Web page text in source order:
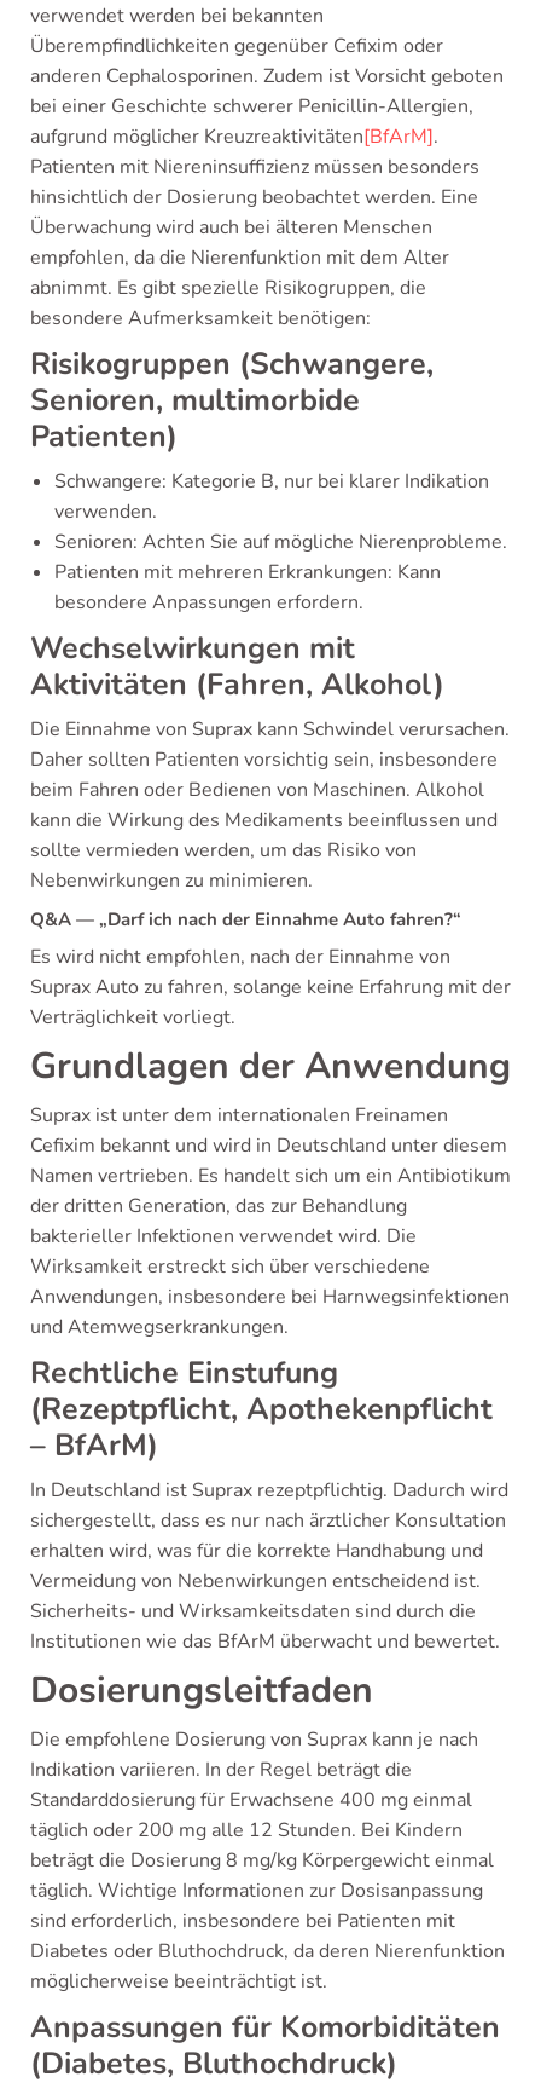
verwendet werden bei bekannten
Überempfindlichkeiten gegenüber Cefixim oder
anderen Cephalosporinen. Zudem ist Vorsicht geboten
bei einer Geschichte schwerer Penicillin-Allergien,
aufgrund möglicher Kreuzreaktivitäten[BfArM].
Patienten mit Niereninsuffizienz müssen besonders
hinsichtlich der Dosierung beobachtet werden. Eine
Überwachung wird auch bei älteren Menschen
empfohlen, da die Nierenfunktion mit dem Alter
abnimmt. Es gibt spezielle Risikogruppen, die
besondere Aufmerksamkeit benötigen:
Risikogruppen (Schwangere,
Senioren, multimorbide
Patienten)
Schwangere: Kategorie B, nur bei klarer Indikation
verwenden.
Senioren: Achten Sie auf mögliche Nierenprobleme.
Patienten mit mehreren Erkrankungen: Kann
besondere Anpassungen erfordern.
Wechselwirkungen mit
Aktivitäten (Fahren, Alkohol)
Die Einnahme von Suprax kann Schwindel verursachen.
Daher sollten Patienten vorsichtig sein, insbesondere
beim Fahren oder Bedienen von Maschinen. Alkohol
kann die Wirkung des Medikaments beeinflussen und
sollte vermieden werden, um das Risiko von
Nebenwirkungen zu minimieren.
Q&A — „Darf ich nach der Einnahme Auto fahren?“
Es wird nicht empfohlen, nach der Einnahme von
Suprax Auto zu fahren, solange keine Erfahrung mit der
Verträglichkeit vorliegt.
Grundlagen der Anwendung
Suprax ist unter dem internationalen Freinamen
Cefixim bekannt und wird in Deutschland unter diesem
Namen vertrieben. Es handelt sich um ein Antibiotikum
der dritten Generation, das zur Behandlung
bakterieller Infektionen verwendet wird. Die
Wirksamkeit erstreckt sich über verschiedene
Anwendungen, insbesondere bei Harnwegsinfektionen
und Atemwegserkrankungen.
Rechtliche Einstufung
(Rezeptpflicht, Apothekenpflicht
– BfArM)
In Deutschland ist Suprax rezeptpflichtig. Dadurch wird
sichergestellt, dass es nur nach ärztlicher Konsultation
erhalten wird, was für die korrekte Handhabung und
Vermeidung von Nebenwirkungen entscheidend ist.
Sicherheits- und Wirksamkeitsdaten sind durch die
Institutionen wie das BfArM überwacht und bewertet.
Dosierungsleitfaden
Die empfohlene Dosierung von Suprax kann je nach
Indikation variieren. In der Regel beträgt die
Standarddosierung für Erwachsene 400 mg einmal
täglich oder 200 mg alle 12 Stunden. Bei Kindern
beträgt die Dosierung 8 mg/kg Körpergewicht einmal
täglich. Wichtige Informationen zur Dosisanpassung
sind erforderlich, insbesondere bei Patienten mit
Diabetes oder Bluthochdruck, da deren Nierenfunktion
möglicherweise beeinträchtigt ist.
Anpassungen für Komorbiditäten
(Diabetes, Bluthochdruck)